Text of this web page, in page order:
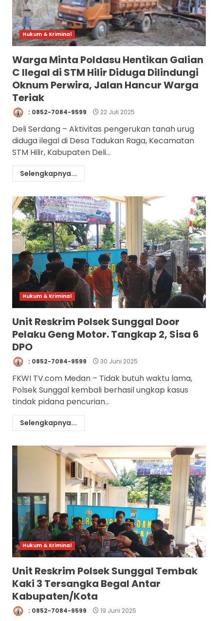
Hukum & Kriminal
Warga Minta Poldasu Hentikan Galian
C Ilegal di STM Hilir Diduga Dilindungi
Oknum Perwira, Jalan Hancur Warga
Teriak
: 0852-7084-9599 22 Juli 2025
Deli Serdang – Aktivitas pengerukan tanah urug
diduga ilegal di Desa Tadukan Raga, Kecamatan
STM Hilir, Kabupaten Deli...
Selengkapnya...
Hukum & Kriminal
Unit Reskrim Polsek Sunggal Door
Pelaku Geng Motor. Tangkap 2, Sisa 6
DPO
: 0852-7084-9599 30 Juni 2025
FKWI TV.com Medan – Tidak butuh waktu lama,
Polsek Sunggal kembali berhasil ungkap kasus
tindak pidana pencurian...
Selengkapnya...
Hukum & Kriminal
Unit Reskrim Polsek Sunggal Tembak
Kaki 3 Tersangka Begal Antar
Kabupaten/Kota
: 0852-7084-9599 19 Juni 2025